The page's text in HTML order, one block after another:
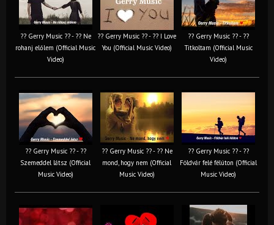
?? Gerry Music ?? - ?? Ne
rohanj előlem (Official Music
Video)
?? Gerry Music ?? - ?? I Love
You (Official Music Video)
?? Gerry Music ?? - ??
Titkoltam (Official Music
Video)
?? Gerry Music ?? - ??
Szemeddel látsz (Official
Music Video)
?? Gerry Music ?? - ?? Ne
mond, hogy nem (Official
Music Video)
?? Gerry Music ?? - ??
Földvár felé félúton (Official
Music Video)